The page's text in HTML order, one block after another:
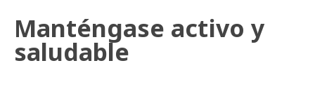
Manténgase activo y
saludable